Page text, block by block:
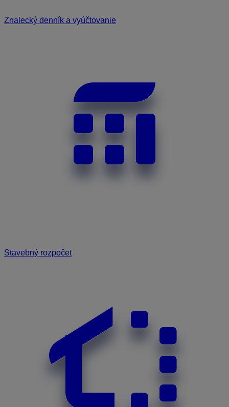
Znalecký denník a vyúčtovanie
Stavebný rozpočet